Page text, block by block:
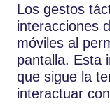
Los gestos
interacciones
móviles al
pantalla. Esta
que sigue la
interactuar